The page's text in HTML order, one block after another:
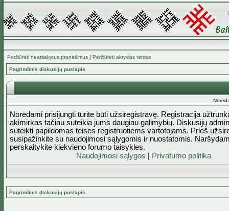
Peržiūrėti neatsakytus pranešimus | Peržiūrėti aktyvias temas
Pagrindinis diskusijų puslapis
Norėdami prisijungti turite būti užsiregistravę. Registracija
akimirkas tačiau suteikia jums daugiau galimybių. Diskusijų
suteikti papildomas teises registruotiems vartotojams. Prieš
susipažinkite su naudojimosi sąlygomis ir nuostatomis.
perskaitykite kiekvieno forumo taisykles.
Naudojimosi sąlygos
Privatumo politika
Pagrindinis diskusijų puslapis